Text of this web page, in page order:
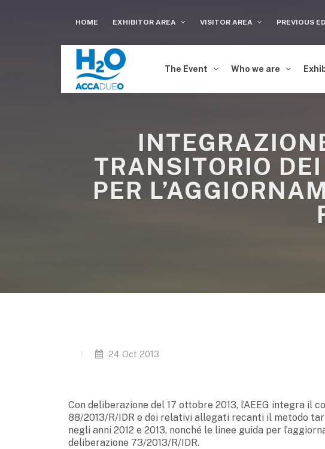
HOME EXHIBITOR AREA VISITOR AREA PREVIOUS
The Event Who we are
TRANSITORIO
PER
24 Oct 2013
Con deliberazione del 17 ottobre 2013, l’AEEG integra il
88/2013/R/IDR e dei relativi allegati recanti il metodo
negli anni 2012 e 2013, nonché le linee guida per
deliberazione 73/2013/R/IDR.